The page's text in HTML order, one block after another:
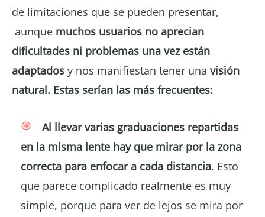
de limitaciones que se pueden presentar,
aunque muchos usuarios no aprecian
dificultades ni problemas una vez están
adaptados y nos manifiestan tener una visión
natural. Estas serían las más frecuentes:
Al llevar varias graduaciones repartidas
en la misma lente hay que mirar por la zona
correcta para enfocar a cada distancia. Esto
que parece complicado realmente es muy
simple, porque para ver de lejos se mira por